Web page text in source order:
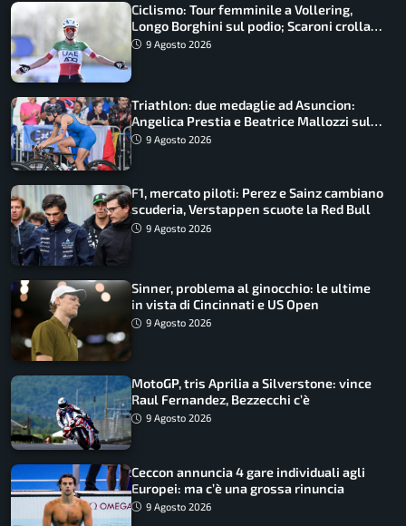
Ciclismo: Tour femminile a Vollering,
Longo Borghini sul podio; Scaroni crolla
in Polonia
9 Agosto 2026
Triathlon: due medaglie ad Asuncion:
Angelica Prestia e Beatrice Mallozzi sul
podio
9 Agosto 2026
F1, mercato piloti: Perez e Sainz cambiano
scuderia, Verstappen scuote la Red Bull
9 Agosto 2026
Sinner, problema al ginocchio: le ultime
in vista di Cincinnati e US Open
9 Agosto 2026
MotoGP, tris Aprilia a Silverstone: vince
Raul Fernandez, Bezzecchi c’è
9 Agosto 2026
Ceccon annuncia 4 gare individuali agli
Europei: ma c’è una grossa rinuncia
9 Agosto 2026